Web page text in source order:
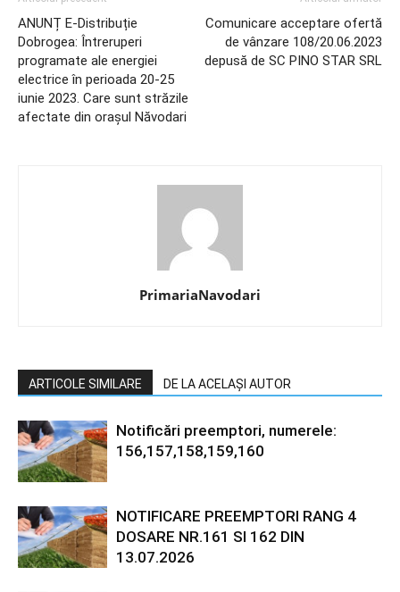
ANUNȚ E-Distribuție
Dobrogea: Întreruperi
programate ale energiei
electrice în perioada 20-25
iunie 2023. Care sunt străzile
afectate din orașul Năvodari
Comunicare acceptare ofertă
de vânzare 108/20.06.2023
depusă de SC PINO STAR SRL
PrimariaNavodari
ARTICOLE SIMILARE DE LA ACELAȘI AUTOR
Notificări preemptori, numerele:
156,157,158,159,160
NOTIFICARE PREEMPTORI RANG 4
DOSARE NR.161 SI 162 DIN
13.07.2026